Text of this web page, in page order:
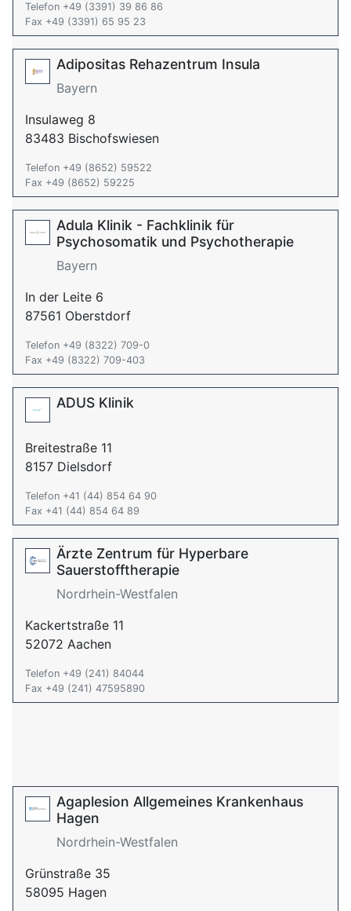
Telefon +49 (3391) 39 86 86
Fax +49 (3391) 65 95 23
Adipositas Rehazentrum Insula
Bayern
Insulaweg 8
83483 Bischofswiesen
Telefon +49 (8652) 59522
Fax +49 (8652) 59225
Adula Klinik - Fachklinik für
Psychosomatik und Psychotherapie
Bayern
In der Leite 6
87561 Oberstdorf
Telefon +49 (8322) 709-0
Fax +49 (8322) 709-403
ADUS Klinik
Breitestraße 11
8157 Dielsdorf
Telefon +41 (44) 854 64 90
Fax +41 (44) 854 64 89
Ärzte Zentrum für Hyperbare
Sauerstofftherapie
Nordrhein-Westfalen
Kackertstraße 11
52072 Aachen
Telefon +49 (241) 84044
Fax +49 (241) 47595890
Agaplesion Allgemeines Krankenhaus
Hagen
Nordrhein-Westfalen
Grünstraße 35
58095 Hagen